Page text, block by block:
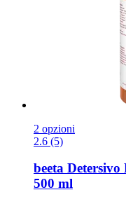
2 opzioni
2.6 (5)
beeta Detersivo
500 ml